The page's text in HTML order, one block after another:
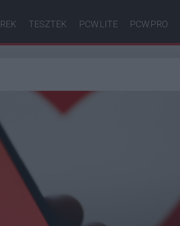
TESZTEK PCW.LITE PCW.PRO